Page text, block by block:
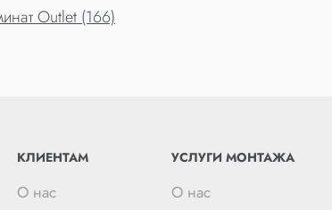
Outlet (166)
КЛИЕНТАМ
О нас
УСЛУГИ МОНТАЖА
О нас